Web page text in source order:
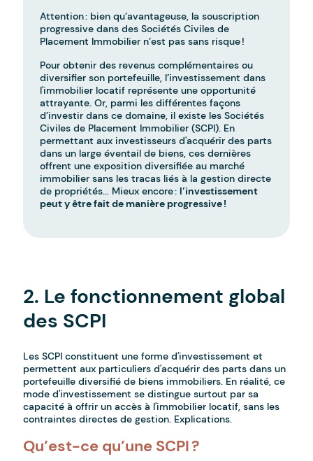
Attention : bien qu’avantageuse, la souscription
progressive dans des Sociétés Civiles de
Placement Immobilier n’est pas sans risque !
Pour obtenir des revenus complémentaires ou
diversifier son portefeuille, l’investissement dans
l'immobilier locatif représente une opportunité
attrayante. Or, parmi les différentes façons
d’investir dans ce domaine, il existe les Sociétés
Civiles de Placement Immobilier (SCPI). En
permettant aux investisseurs d'acquérir des parts
dans un large éventail de biens, ces dernières
offrent une exposition diversifiée au marché
immobilier sans les tracas liés à la gestion directe
de propriétés… Mieux encore : l’investissement
peut y être fait de manière progressive !
2. Le fonctionnement global
des SCPI
Les SCPI constituent une forme d'investissement et
permettent aux particuliers d'acquérir des parts dans un
portefeuille diversifié de biens immobiliers. En réalité, ce
mode d'investissement se distingue surtout par sa
capacité à offrir un accès à l'immobilier locatif, sans les
contraintes directes de gestion. Explications.
Qu’est-ce qu’une SCPI ?